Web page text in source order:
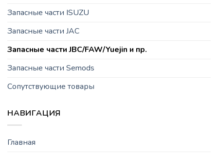
Запасные части ISUZU
Запасные части JAC
Запасные части JBC/FAW/Yuejin и пр.
Запасные части Semods
Сопутствующие товары
НАВИГАЦИЯ
Главная